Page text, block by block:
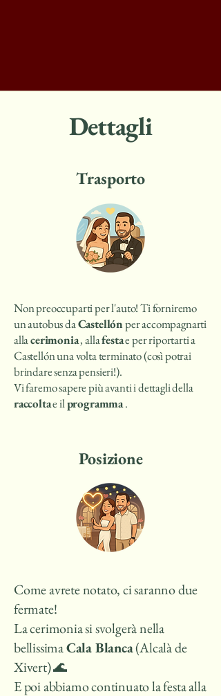
Dettagli
Trasporto
Non preoccuparti per l'auto! Ti forniremo
un autobus daCastellónper accompagnarti
allacerimonia, allafestae per riportarti a
Castellón una volta terminato (così potrai
brindare senza pensieri!).
Vi faremo sapere più avanti i dettagli della
raccoltae ilprogramma.
Posizione
Come avrete notato, ci saranno due
fermate!
La cerimonia si svolgerà nella
bellissimaCala Blanca(Alcalà de
Xivert) 🌊
E poi abbiamo continuato la festa alla